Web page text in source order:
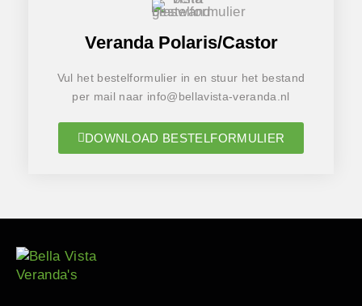
Veranda Polaris/Castor
Vul het bestelformulier in en stuur het bestand
per mail naar info@bellavista-veranda.nl
DOWNLOAD BESTELFORMULIER